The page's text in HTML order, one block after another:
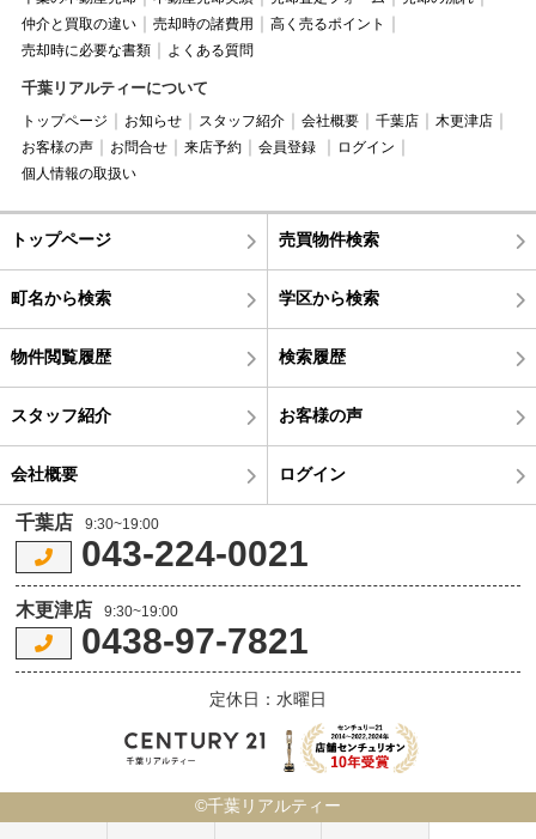
仲介と買取の違い
売却時の諸費用
高く売るポイント
売却時に必要な書類
よくある質問
千葉リアルティーについて
トップページ お知らせ スタッフ紹介 会社概要 千葉店
木更津店
お客様の声
お問合せ 来店予約 会員登録
ログイン
個人情報の取扱い
トップページ 売買物件検索
町名から検索 学区から検索
物件閲覧履歴 検索履歴
スタッフ紹介 お客様の声
会社概要 ログイン
千葉店 9:30~19:00
043-224-0021
木更津店 9:30~19:00
0438-97-7821
定休日：水曜日
©千葉リアルティー